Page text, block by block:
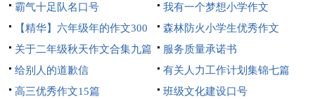
板汇编7篇
霸气十足队名口号
我有一个梦想小学作文
【精华】六年级年的作文300
字8篇
森林防火小学生优秀作文
关于二年级秋天作文合集九篇
服务质量承诺书
给别人的道歉信
有关人力工作计划集锦七篇
高三优秀作文15篇
班级文化建设口号